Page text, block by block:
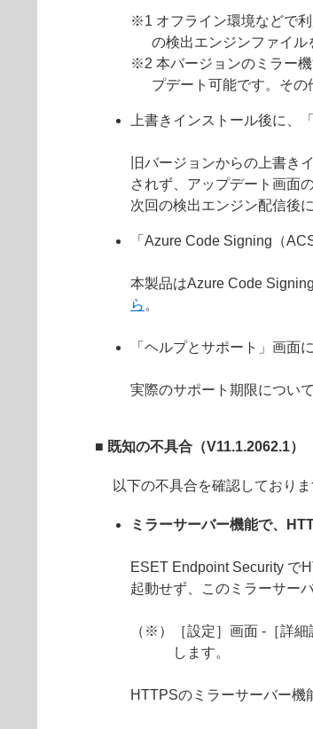
※1 オフライン環境などで利
の検出エンジンファイル
※2 本バージョンのミラー
プデート可能です。その
上書きインストール後に、
旧バージョンからの上書き
されず、アップデート画面
次回の検出エンジン配信後
「Azure Code Signing（
本製品はAzure Code
ら 。
「ヘルプとサポート」画面
実際のサポート期限について
■ 既知の不具合（V11.1.2062.1）
以下の不具合を確認しておりま
ミラーサーバー機能で、
ESET Endpoint Security で
起動せず、このミラーサー
（※）［設定］画面 -［詳
します。
HTTPSのミラーサーバー機